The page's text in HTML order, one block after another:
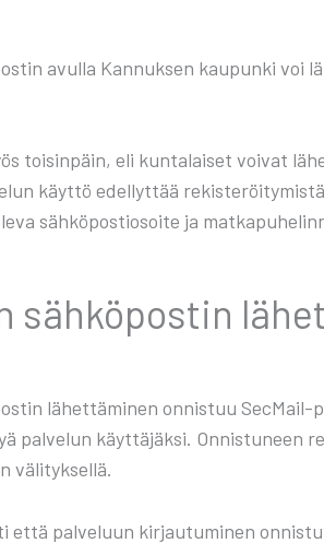
avul­la Kan­nuk­sen kau­pun­ki voi
toi­sin­päin, eli kun­ta­lai­set voi­vat
käyt­tö edel­lyt­tää
säh­kö­pos­tio­soi­te ja
säh­kö­pos­tin
lähet­tä­mi­nen onnis­tuu
pal­ve­lun käyt­tä­jäk­si. Onnis­tu­neen
väli­tyk­sel­lä.
että pal­ve­luun kir­jau­tu­mi­nen